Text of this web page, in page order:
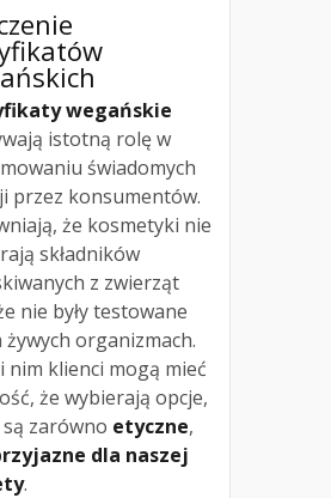
wegańskie
istotną rolę w
świadomych
przez konsumentów.
że kosmetyki nie
składników
z zwierząt
nie były testowane
żywych organizmach.
nim klienci mogą mieć
że wybierają opcje,
zarówno etyczne,
dla naszej
.